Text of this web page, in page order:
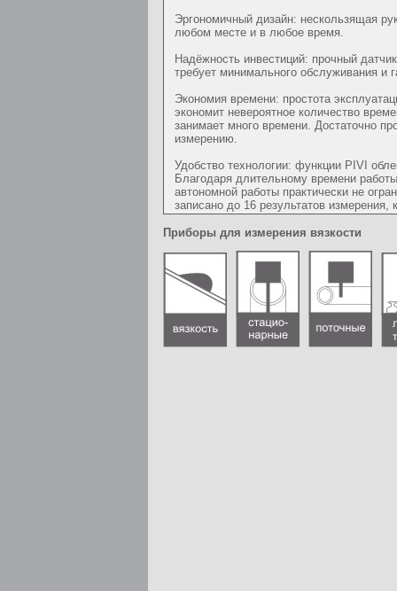
Эргономичный дизайн: нескользящая
любом месте и в любое время.
Надёжность инвестиций: прочный
требует минимального обслуживания и
Экономия времени: простота
экономит невероятное количество
занимает много времени. Достаточно
измерению.
Удобство технологии: функции PIVI
Благодаря длительному времени
автономной работы практически не
записано до 16 результатов
Приборы для измерения вязкости